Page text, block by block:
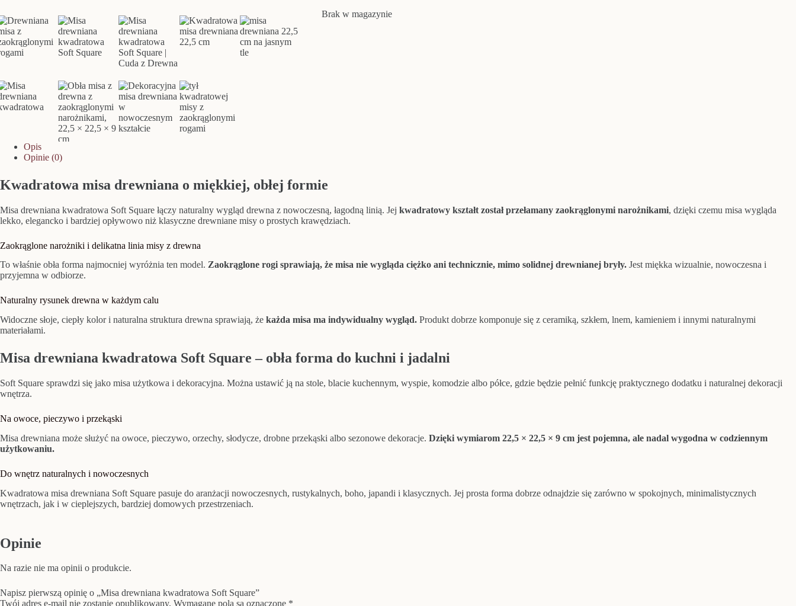
Brak w magazynie
Opis
Opinie (0)
Kwadratowa misa drewniana o miękkiej, obłej formie
Misa drewniana kwadratowa Soft Square łączy naturalny wygląd drewna z nowoczesną, łagodną linią. Jej kwadratowy kształt został przełamany zaokrąglonymi narożnikami, dzięki czemu misa wygląda
lekko, elegancko i bardziej opływowo niż klasyczne drewniane misy o prostych krawędziach.
Zaokrąglone narożniki i delikatna linia misy z drewna
To właśnie obła forma najmocniej wyróżnia ten model. Zaokrąglone rogi sprawiają, że misa nie wygląda ciężko ani technicznie, mimo solidnej drewnianej bryły. Jest miękka wizualnie, nowoczesna i
przyjemna w odbiorze.
Naturalny rysunek drewna w każdym calu
Widoczne słoje, ciepły kolor i naturalna struktura drewna sprawiają, że każda misa ma indywidualny wygląd. Produkt dobrze komponuje się z ceramiką, szkłem, lnem, kamieniem i innymi naturalnymi
materiałami.
Misa drewniana kwadratowa Soft Square – obła forma do kuchni i jadalni
Soft Square sprawdzi się jako misa użytkowa i dekoracyjna. Można ustawić ją na stole, blacie kuchennym, wyspie, komodzie albo półce, gdzie będzie pełnić funkcję praktycznego dodatku i naturalnej dekoracji
wnętrza.
Na owoce, pieczywo i przekąski
Misa drewniana może służyć na owoce, pieczywo, orzechy, słodycze, drobne przekąski albo sezonowe dekoracje. Dzięki wymiarom 22,5 × 22,5 × 9 cm jest pojemna, ale nadal wygodna w codziennym
użytkowaniu.
Do wnętrz naturalnych i nowoczesnych
Kwadratowa misa drewniana Soft Square pasuje do aranżacji nowoczesnych, rustykalnych, boho, japandi i klasycznych. Jej prosta forma dobrze odnajdzie się zarówno w spokojnych, minimalistycznych
wnętrzach, jak i w cieplejszych, bardziej domowych przestrzeniach.
Opinie
Na razie nie ma opinii o produkcie.
Napisz pierwszą opinię o „Misa drewniana kwadratowa Soft Square”
Twój adres e-mail nie zostanie opublikowany. Wymagane pola są oznaczone *